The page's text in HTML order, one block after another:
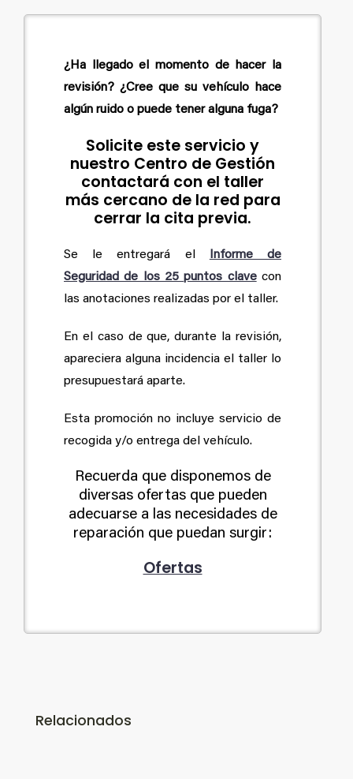
¿Ha llegado el momento de hacer la
revisión? ¿Cree que su vehículo hace
algún ruido o puede tener alguna fuga?
Solicite este servicio y
nuestro Centro de Gestión
contactará con el taller
más cercano de la red para
cerrar la cita previa.
Se le entregará el
Informe de
Seguridad de los 25 puntos clavecon
las anotaciones realizadas por el taller.
En el caso de que, durante la revisión,
apareciera alguna incidencia el taller lo
presupuestará aparte.
Esta promoción no incluye servicio de
recogida y/o entrega del vehículo.
Recuerda que disponemos de
diversas ofertas que pueden
adecuarse a las necesidades de
reparación que puedan surgir:
Ofertas
Relacionados